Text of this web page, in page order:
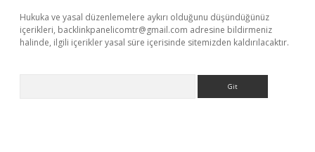
Hukuka ve yasal düzenlemelere aykırı olduğunu düşündüğünüz
içerikleri, backlinkpanelicomtr@gmail.com adresine bildirmeniz
halinde, ilgili içerikler yasal süre içerisinde sitemizden kaldırılacaktır.